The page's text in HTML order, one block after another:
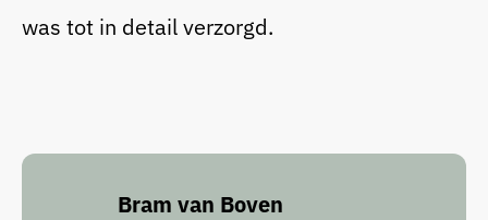
was tot in detail verzorgd.
Bram van Boven